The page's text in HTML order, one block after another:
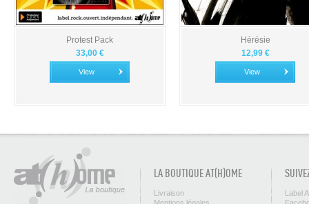
Protest Pack
33,00 €
View
Hérésie
12,99 €
View
LA BOUTIQUE AT(H)OME
Livraison
Label